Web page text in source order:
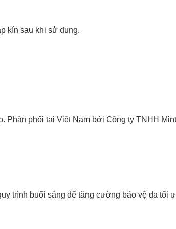
kín sau khi sử dụng.
Phân phối tại Việt Nam bởi Công ty TNHH
trình buổi sáng để tăng cường bảo vệ da tối